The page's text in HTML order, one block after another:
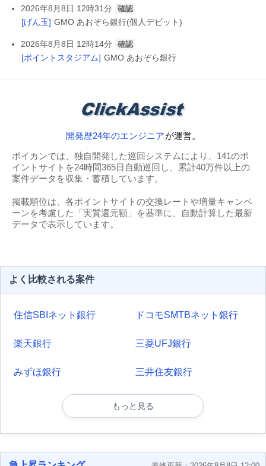
2026年8月8日 12時31分 確認
[げん玉] GMO あおぞら銀行(個人デビット)
2026年8月8日 12時14分 確認
[ポイントスタジアム] GMO あおぞら銀行
開発歴24年のエンジニアが運営。
ポイカンでは、独自開発した巡回システムにより、141のポ
イントサイトを24時間365日自動巡回し、累計40万件以上の
案件データを収集・蓄積しています。
掲載順位は、各ポイントサイトの交換レートや増量キャンペ
ーンを考慮した「実質還元額」を基準に、自動計算した最新
データで表示しています。
よく比較される案件
住信SBIネット銀行 ドコモSMTBネット銀行
楽天銀行 三菱UFJ銀行
みずほ銀行 三井住友銀行
もっと見る